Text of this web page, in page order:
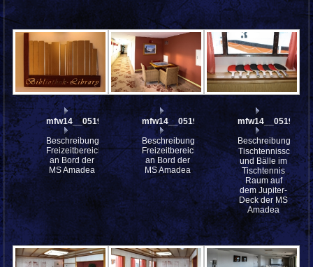
mfw14__051926
Beschreibung:
Freizeitbereiche
an Bord der
MS Amadea
mfw14__051924
Beschreibung:
Freizeitbereiche
an Bord der
MS Amadea
mfw14__051921
Beschreibung:
und Bälle im
Tischtennis
Raum auf
dem Jupiter-
Deck der MS
Amadea